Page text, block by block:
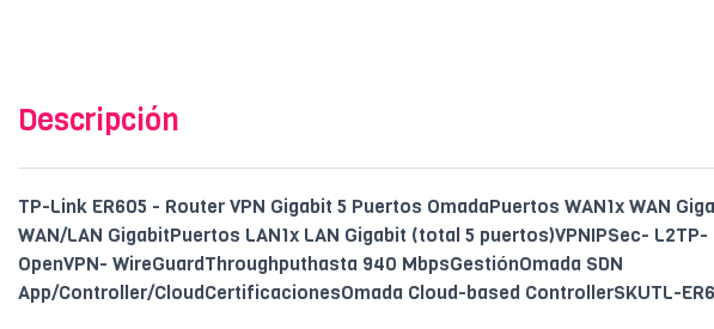
Descripción
TP-Link ER605 - Router VPN Gigabit 5 Puertos OmadaPuertos WAN1x WAN
WAN/LAN GigabitPuertos LAN1x LAN Gigabit (total 5 puertos)VPNIPSec- L2TP-
OpenVPN- WireGuardThroughputhasta 940 MbpsGestiónOmada SDN
App/Controller/CloudCertificacionesOmada Cloud-based ControllerSKUTL-